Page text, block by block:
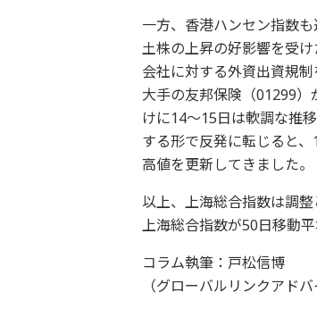
一方、香港ハンセン指数
土株の上昇の好影響を受
会社に対する外資出資規
大手の友邦保険（01299
けに14～15日は軟調な推
する形で反発に転じると
高値を更新してきました。
以上、上海総合指数は調
上海総合指数が50日移動
コラム執筆：戸松信博
（グローバルリンクアド